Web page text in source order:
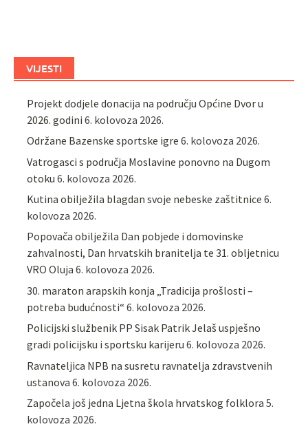
VIJESTI
Projekt dodjele donacija na području Općine Dvor u
2026. godini 6. kolovoza 2026.
Održane Bazenske sportske igre 6. kolovoza 2026.
Vatrogasci s područja Moslavine ponovno na Dugom
otoku 6. kolovoza 2026.
Kutina obilježila blagdan svoje nebeske zaštitnice 6.
kolovoza 2026.
Popovača obilježila Dan pobjede i domovinske
zahvalnosti, Dan hrvatskih branitelja te 31. obljetnicu
VRO Oluja 6. kolovoza 2026.
30. maraton arapskih konja „Tradicija prošlosti –
potreba budućnosti“ 6. kolovoza 2026.
Policijski službenik PP Sisak Patrik Jelaš uspješno
gradi policijsku i sportsku karijeru 6. kolovoza 2026.
Ravnateljica NPB na susretu ravnatelja zdravstvenih
ustanova 6. kolovoza 2026.
Započela još jedna Ljetna škola hrvatskog folklora 5.
kolovoza 2026.